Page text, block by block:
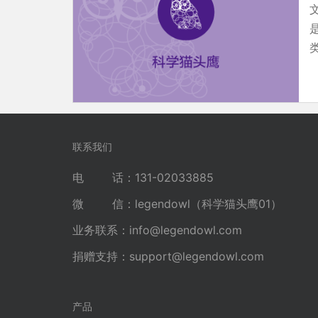
联系我们
电 话：131-02033885
微 信：legendowl（科学猫头鹰01）
业务联系： info@legendowl.com
捐赠支持： support@legendowl.com
产品